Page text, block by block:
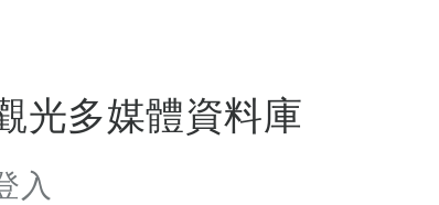
光多媒體資料庫
入